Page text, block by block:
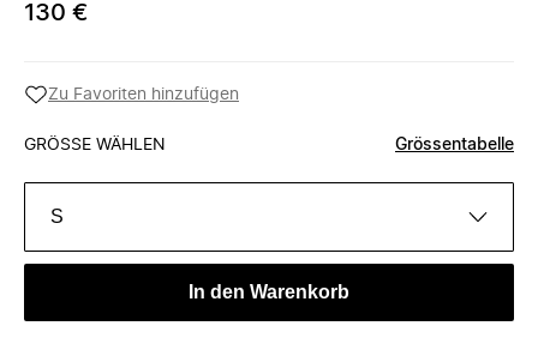
130 €
Zu Favoriten hinzufügen
GRÖSSE WÄHLEN Grössentabelle
S
In den Warenkorb